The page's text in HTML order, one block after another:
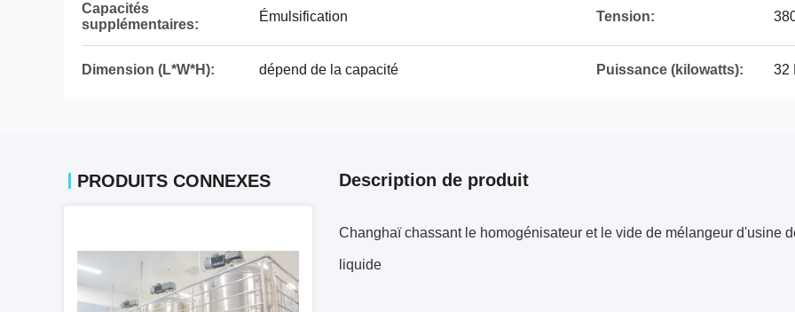
Capacités
supplémentaires:
Émulsification Tension:
Dimension (L*W*H): dépend de la capacité Puissance (kilowatts): 32
PRODUITS CONNEXES Description de produit
Changhaï chassant le homogénisateur et le vide de mélangeur d'usine
liquide